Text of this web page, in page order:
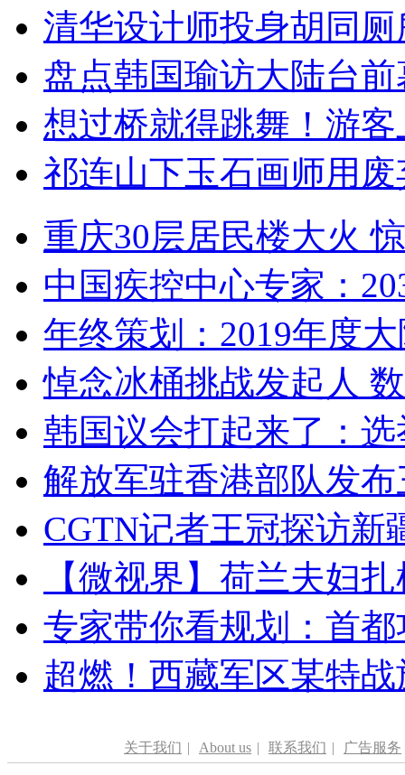
清华设计师投身胡同
盘点韩国瑜访大陆台
想过桥就得跳舞！游客
祁连山下玉石画师用
重庆30层居民楼大火
中国疾控中心专家：
年终策划：2019年度
悼念冰桶挑战发起人
韩国议会打起来了：
解放军驻香港部队发
CGTN记者王冠探访新
【微视界】荷兰夫妇
专家带你看规划：首
超燃！西藏军区某特
关于我们 | About us | 联系我们 | 广告服务